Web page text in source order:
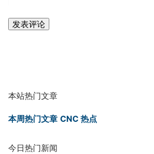
本站热门文章
本周热门文章 CNC 热点
今日热门新闻